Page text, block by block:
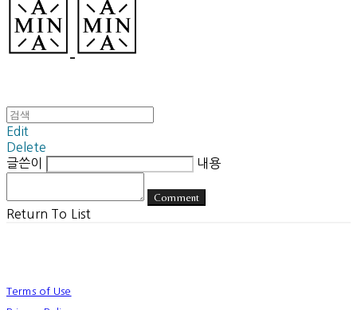
Edit
Delete
글쓴이
내용
Comment
Return To List
Terms of Use